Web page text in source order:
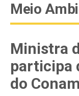
Meio
Ministra
participa
do